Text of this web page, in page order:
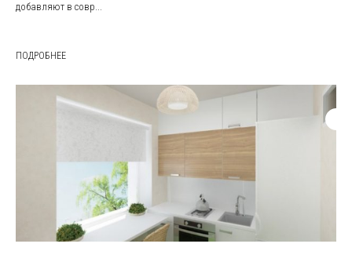
добавляют в совр...
ПОДРОБНЕЕ